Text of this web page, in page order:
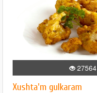
27564
Xushta'm gulkaram